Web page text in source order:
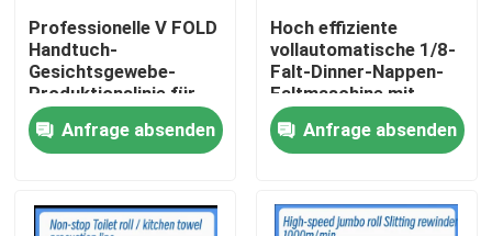
Zu Hause
Professionelle V FOLD
Handtuch-
Gesichtsgewebe-
Produktionslinie für
Gewebeindustrie mit
automatischer
Übertragungseinheit
Anfrage absenden
Hoch effiziente
vollautomatische 1/8-
Falt-Dinner-Nappen-
Faltmaschine mit
Vakuumpumpe
Anfrage absenden